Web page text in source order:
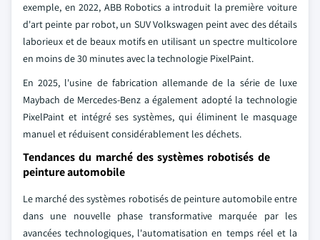
exemple, en 2022, ABB Robotics a introduit la première voiture
d'art peinte par robot, un SUV Volkswagen peint avec des détails
laborieux et de beaux motifs en utilisant un spectre multicolore
en moins de 30 minutes avec la technologie PixelPaint.
En 2025, l'usine de fabrication allemande de la série de luxe
Maybach de Mercedes-Benz a également adopté la technologie
PixelPaint et intégré ses systèmes, qui éliminent le masquage
manuel et réduisent considérablement les déchets.
Tendances du marché des systèmes robotisés de
peinture automobile
Le marché des systèmes robotisés de peinture automobile entre
dans une nouvelle phase transformative marquée par les
avancées technologiques, l'automatisation en temps réel et la